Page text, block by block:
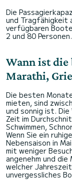
Die
und Tragfähigkeit
verfügbaren
2 und 80 Personen.
Wann ist die
Marathi,
Die besten
mieten, sind
und sonnig ist.
Zeit im
Schwimmen,
Wenn Sie ein
Nebensaison in
mit weniger
angenehm und
welcher
unvergessliches